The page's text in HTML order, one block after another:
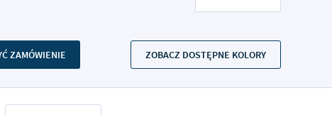
ZAMÓWIENIE ZOBACZ DOSTĘPNE KOLORY